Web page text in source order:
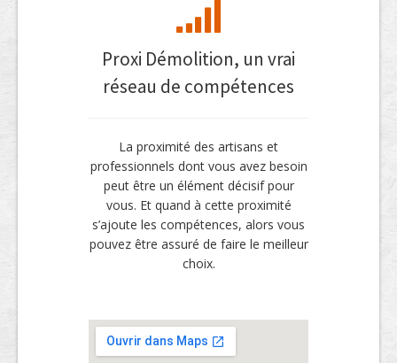
Proxi Démolition, un vrai
réseau de compétences
La proximité des artisans et
professionnels dont vous avez besoin
peut être un élément décisif pour
vous. Et quand à cette proximité
s’ajoute les compétences, alors vous
pouvez être assuré de faire le meilleur
choix.